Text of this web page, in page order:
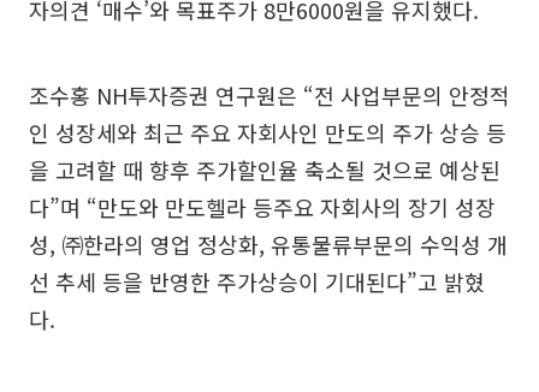
자의견 ‘매수’와 목표주가 8만6000원을 유지했다.
조수홍 NH투자증권 연구원은 “전 사업부문의 안정적
인 성장세와 최근 주요 자회사인 만도의 주가 상승 등
을 고려할 때 향후 주가할인율 축소될 것으로 예상된
다”며 “만도와 만도헬라 등주요 자회사의 장기 성장
성, ㈜한라의 영업 정상화, 유통물류부문의 수익성 개
선 추세 등을 반영한 주가상승이 기대된다”고 밝혔
다.